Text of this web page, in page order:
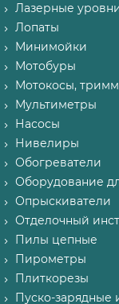
Лазерные
Лопаты
Минимойки
Мотобуры
Мотокосы,
Мультиметры
Насосы
Нивелиры
Обогреватели
Оборудование
Опрыскиватели
Отделочный
Пилы цепные
Пирометры
Плиткорезы
Пуско-зарядные